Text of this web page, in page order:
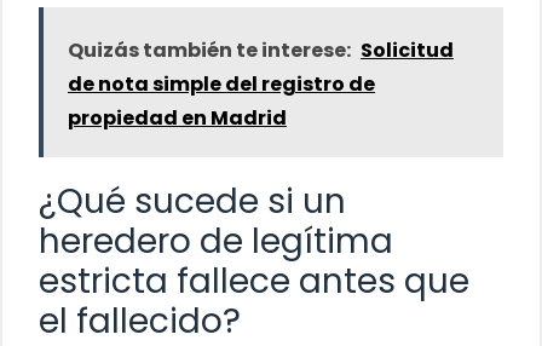
Quizás también te interese: Solicitud
de nota simple del registro de
propiedad en Madrid
¿Qué sucede si un
heredero de legítima
estricta fallece antes que
el fallecido?